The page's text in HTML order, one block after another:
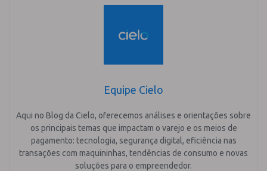
Equipe Cielo
Aqui no Blog da Cielo, oferecemos análises e orientações sobre
os principais temas que impactam o varejo e os meios de
pagamento: tecnologia, segurança digital, eficiência nas
transações com maquininhas, tendências de consumo e novas
soluções para o empreendedor.